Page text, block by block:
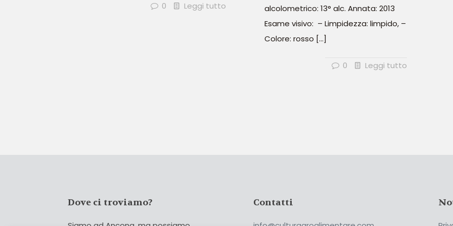
0 Leggi tutto
alcolometrico: 13° alc. Annata: 2013
Esame visivo: – Limpidezza: limpido, –
Colore: rosso […]
0 Leggi tutto
Dove ci troviamo? Contatti